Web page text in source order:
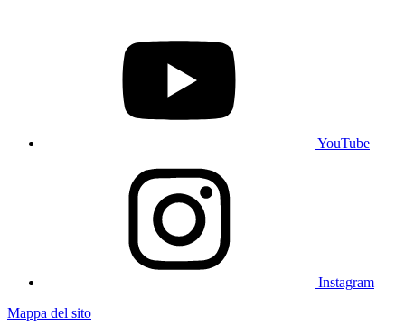
YouTube
Instagram
Mappa del sito